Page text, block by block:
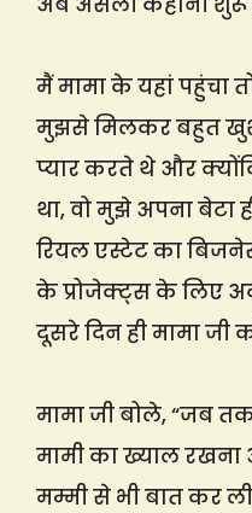
मैं मामा के यहां पहुंचा
मुझसे मिलकर बहुत
प्यार करते थे और
था, वो मुझे अपना बेटा
रियल एस्टेट का
के प्रोजेक्ट्स के लिए
दूसरे दिन ही मामा जी
मामा जी बोले, “जब
मामी का ख्याल रखना
मम्मी से भी बात कर ली